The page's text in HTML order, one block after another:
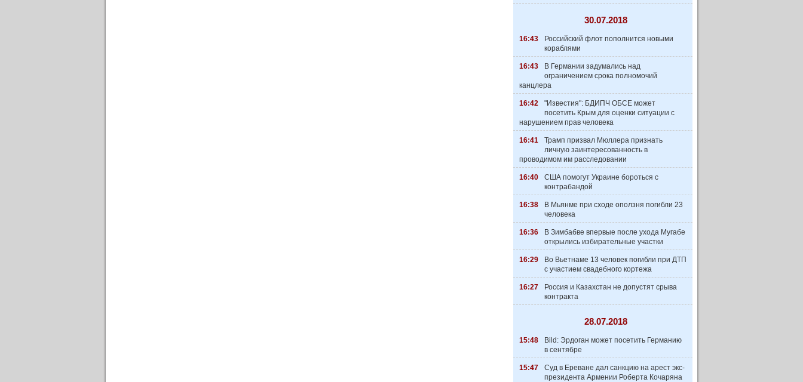
30.07.2018
16:43
Российский флот пополнится новыми
кораблями
16:43
В Германии задумались над
ограничением срока полномочий
канцлера
16:42
"Известия": БДИПЧ ОБСЕ может
посетить Крым для оценки ситуации с
нарушением прав человека
16:41
Трамп призвал Мюллера признать
личную заинтересованность в
проводимом им расследовании
16:40
США помогут Украине бороться с
контрабандой
16:38
В Мьянме при сходе оползня погибли 23
человека
16:36
В Зимбабве впервые после ухода Мугабе
открылись избирательные участки
16:29
Во Вьетнаме 13 человек погибли при ДТП
с участием свадебного кортежа
16:27
Россия и Казахстан не допустят срыва
контракта
28.07.2018
15:48
Bild: Эрдоган может посетить Германию
в сентябре
15:47
Суд в Ереване дал санкцию на арест экс-
президента Армении Роберта Кочаряна